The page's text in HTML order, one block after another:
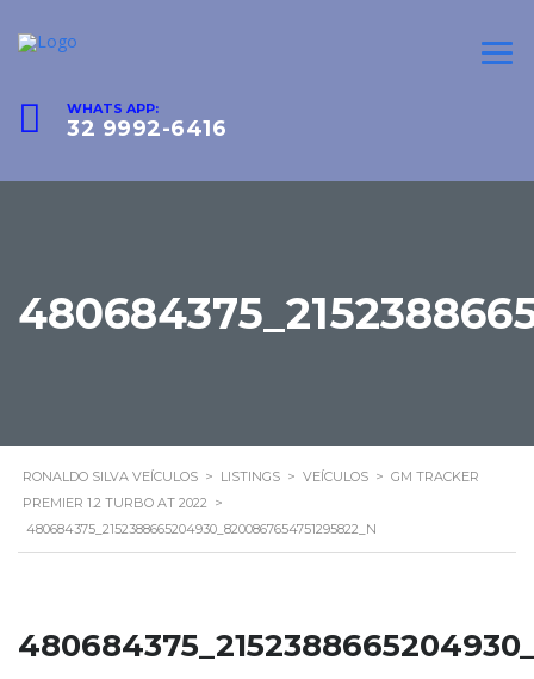
WHATS APP:
32 9992-6416
RONALDO SILVA VEÍCULOS > LISTINGS > VEÍCULOS > GM TRACKER
PREMIER 1.2 TURBO AT 2022 >
480684375_2152388665204930_8200867654751295822_N